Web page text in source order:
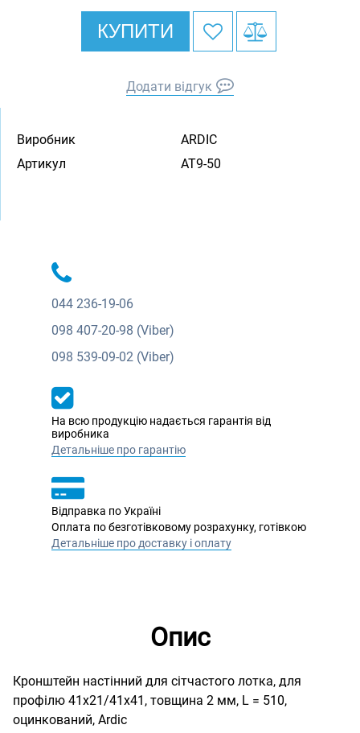
КУПИТИ
Додати відгук
Виробник
ARDIC
Артикул
AT9-50
044 236-19-06
098 407-20-98 (Viber)
098 539-09-02 (Viber)
На всю продукцію надається гарантія від
виробника
Детальніше про гарантію
Відправка по Україні
Оплата по безготівковому розрахунку, готівкою
Детальніше про доставку і оплату
Опис
Кронштейн настінний для сітчастого лотка, для
профілю 41х21/41х41, товщина 2 мм, L = 510,
оцинкований, Ardic